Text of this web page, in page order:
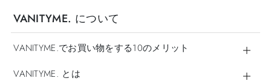
VANITYME. について
VANITYME.でお買い物をする10のメリット
VANITYME. とは